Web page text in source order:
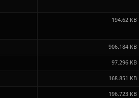
194.62 KB
906.184 KB
97.296 KB
168.851 KB
196.723 KB